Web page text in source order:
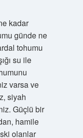
kadar
günde ne
tohumu
su ile
varsa ve
siyah
Güçlü bir
hamile
olanlar